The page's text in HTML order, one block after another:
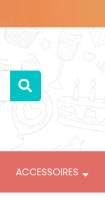
ACCESSOIRES